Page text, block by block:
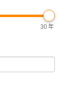
30年